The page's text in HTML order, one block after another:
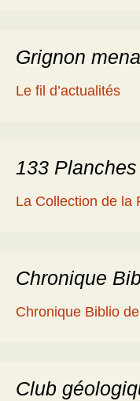
Grignon
Le fil d’actualités
133
La Collection de la
Chronique
Chronique Biblio
Club